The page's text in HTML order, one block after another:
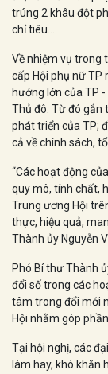
trúng 2 khâu đột
chỉ tiêu…
Về nhiệm vụ trong
cấp Hội phụ nữ TP
hướng lớn của TP
Thủ đô. Từ đó gắn
phát triển của TP;
cả về chính sách,
“Các hoạt động
quy mô, tính chất,
Trung ương Hội
thực, hiệu quả,
Thành ủy Nguyễn
Phó Bí thư Thành
đổi số trong các
tâm trong đổi mới
Hội nhằm góp
Tại hội nghị, các
làm hay, khó khăn